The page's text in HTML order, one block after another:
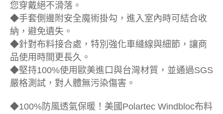
您穿戴絕不滑落。
◆手套側邊附安全魔術掛勾，進入室內時可結合收
納，避免遺失。
◆針對布料接合處，特別強化車縫線與細節，讓商
品使用時間更長久。
◆堅持100%使用歐美進口與台灣材質，並通過SGS
嚴格測試，對人體無污染傷害。
◆100%防風透氣保暖！美國Polartec Windbloc布料